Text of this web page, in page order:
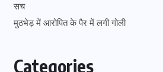
सच
मुठभेड़ में आरोपित के पैर में लगी गोली
Categories